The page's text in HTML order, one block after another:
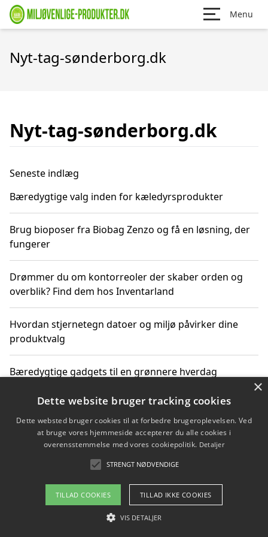
Menu
Nyt-tag-sønderborg.dk
Nyt-tag-sønderborg.dk
Seneste indlæg
Bæredygtige valg inden for kæledyrsprodukter
Brug bioposer fra Biobag Zenzo og få en løsning, der
fungerer
Drømmer du om kontorreoler der skaber orden og
overblik? Find dem hos Inventarland
Hvordan stjernetegn datoer og miljø påvirker dine
produktvalg
Bæredygtige gadgets til en grønnere hverdag
Copyright 2026 - Pilanto Aps
Om / kontakt
Blog Betingelser
×
Dette website bruger tracking cookies
Dette websted bruger cookies til at forbedre brugeroplevelsen. Ved
at bruge vores hjemmeside accepterer du alle cookies i
overensstemmelse med vores cookiepolitik. Detaljer
STRENGT NØDVENDIGE
TILLAD COOKIES TILLAD IKKE COOKIES
VIS DETALJER